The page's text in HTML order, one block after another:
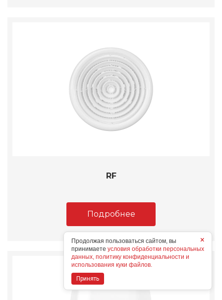
RF
Подробнее
×
Продолжая пользоваться сайтом, вы
принимаете условия обработки персональных
данных, политику конфиденциальности и
использования куки файлов.
Принять